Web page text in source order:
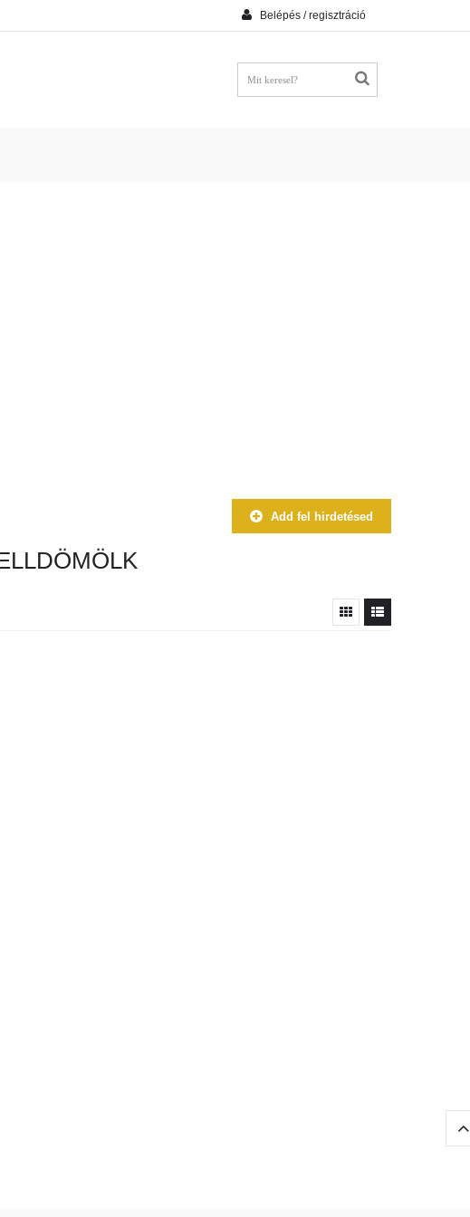
Belépés / regisztráció
Add fel hirdetésed